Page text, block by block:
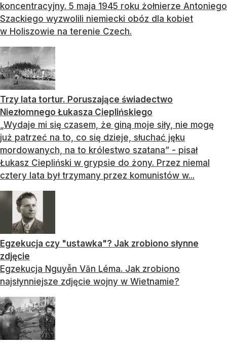
koncentracyjny. 5 maja 1945 roku żołnierze Antoniego
Szackiego wyzwolili niemiecki obóz dla kobiet
w Holiszowie na terenie Czech.
Trzy lata tortur. Poruszające świadectwo
Niezłomnego Łukasza Cieplińskiego
„Wydaje mi się czasem, że giną moje siły, nie mogę
już patrzeć na to, co się dzieje, słuchać jęku
mordowanych, na to królestwo szatana” - pisał
Łukasz Ciepliński w grypsie do żony. Przez niemal
cztery lata był trzymany przez komunistów w...
Egzekucja czy "ustawka"? Jak zrobiono słynne
zdjęcie
Egzekucja Nguyễn Văn Léma. Jak zrobiono
najsłynniejsze zdjęcie wojny w Wietnamie?